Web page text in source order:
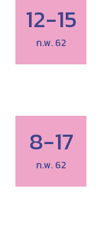
12-15
ก.พ. 62
8-17
ก.พ. 62